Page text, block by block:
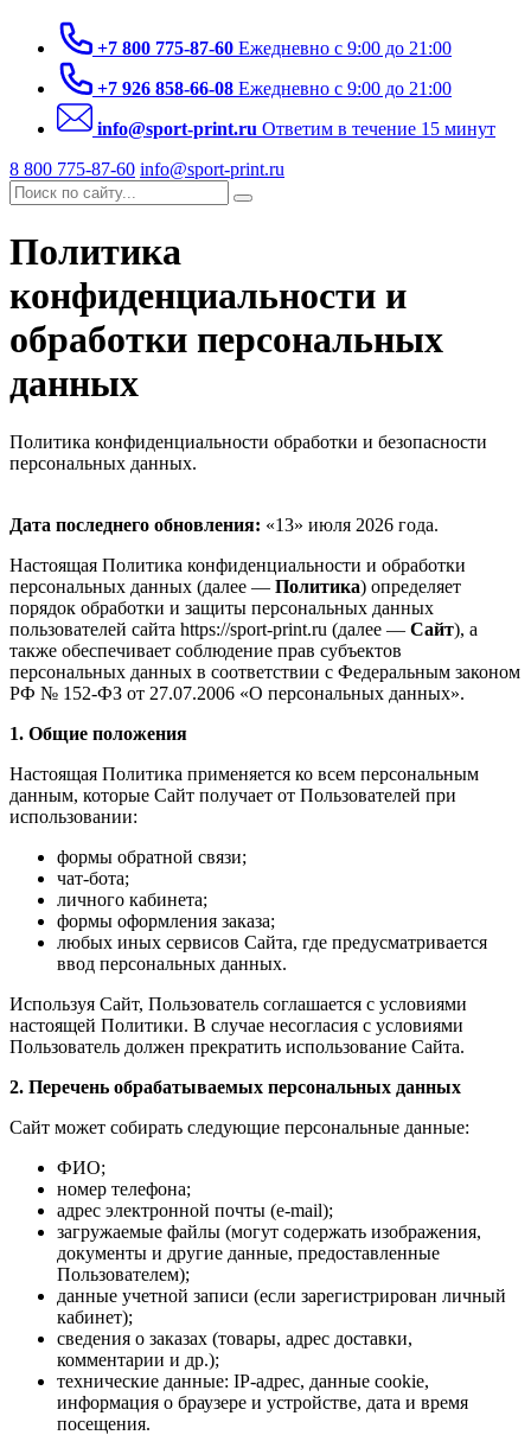
+7 800 775-87-60 Ежедневно с 9:00 до 21:00
+7 926 858-66-08 Ежедневно с 9:00 до 21:00
info@sport-print.ru Ответим в течение 15 минут
8 800 775-87-60 info@sport-print.ru
Политика
конфиденциальности и
обработки персональных
данных
Политика конфиденциальности обработки и безопасности
персональных данных.
Дата последнего обновления: «13» июля 2026 года.
Настоящая Политика конфиденциальности и обработки
персональных данных (далее — Политика) определяет
порядок обработки и защиты персональных данных
пользователей сайта https://sport-print.ru (далее — Сайт), а
также обеспечивает соблюдение прав субъектов
персональных данных в соответствии с Федеральным законом
РФ № 152-ФЗ от 27.07.2006 «О персональных данных».
1. Общие положения
Настоящая Политика применяется ко всем персональным
данным, которые Сайт получает от Пользователей при
использовании:
формы обратной связи;
чат-бота;
личного кабинета;
формы оформления заказа;
любых иных сервисов Сайта, где предусматривается
ввод персональных данных.
Используя Сайт, Пользователь соглашается с условиями
настоящей Политики. В случае несогласия с условиями
Пользователь должен прекратить использование Сайта.
2. Перечень обрабатываемых персональных данных
Сайт может собирать следующие персональные данные:
ФИО;
номер телефона;
адрес электронной почты (e-mail);
загружаемые файлы (могут содержать изображения,
документы и другие данные, предоставленные
Пользователем);
данные учетной записи (если зарегистрирован личный
кабинет);
сведения о заказах (товары, адрес доставки,
комментарии и др.);
технические данные: IP-адрес, данные cookie,
информация о браузере и устройстве, дата и время
посещения.